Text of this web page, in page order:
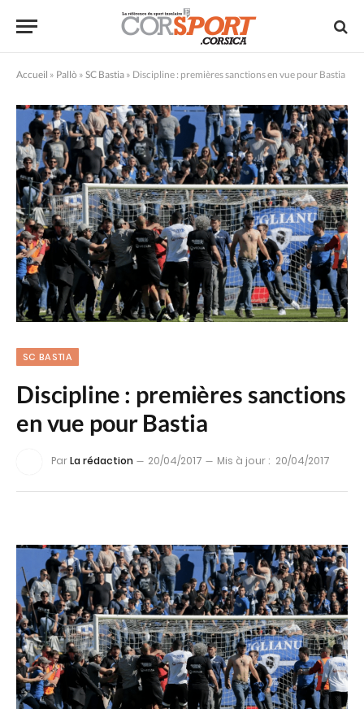
Accueil » Pallò » SC Bastia » Discipline : premières sanctions en vue pour Bastia
SC BASTIA
Discipline : premières sanctions
en vue pour Bastia
ParLa rédaction 20/04/2017 Mis à jour : 20/04/2017